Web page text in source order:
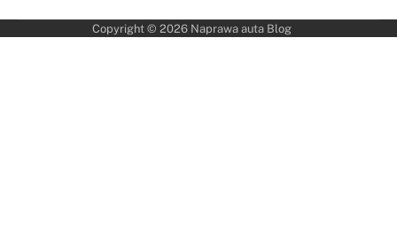
Copyright © 2026 Naprawa auta Blog